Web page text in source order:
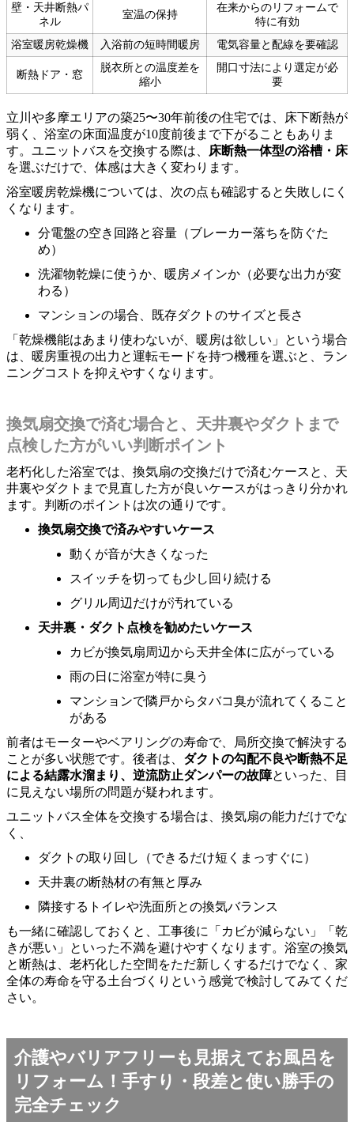
壁・天井断熱パ
ネル
室温の保持
在来からのリフォームで
特に有効
浴室暖房乾燥機
入浴前の短時間暖房 電気容量と配線を要確認
断熱ドア・窓
脱衣所との温度差を
縮小
開口寸法により選定が必
要
立川や多摩エリアの築25〜30年前後の住宅では、床下断熱が
弱く、浴室の床面温度が10度前後まで下がることもありま
す。ユニットバスを交換する際は、
床断熱一体型の浴槽・床
を選ぶだけで、体感は大きく変わります。
浴室暖房乾燥機については、次の点も確認すると失敗しにく
くなります。
分電盤の空き回路と容量（ブレーカー落ちを防ぐた
め）
洗濯物乾燥に使うか、暖房メインか（必要な出力が変
わる）
マンションの場合、既存ダクトのサイズと長さ
「乾燥機能はあまり使わないが、暖房は欲しい」という場合
は、暖房重視の出力と運転モードを持つ機種を選ぶと、ラン
ニングコストを抑えやすくなります。
換気扇交換で済む場合と、天井裏やダクトまで
点検した方がいい判断ポイント
老朽化した浴室では、換気扇の交換だけで済むケースと、天
井裏やダクトまで見直した方が良いケースがはっきり分かれ
ます。判断のポイントは次の通りです。
換気扇交換で済みやすいケース
動くが音が大きくなった
スイッチを切っても少し回り続ける
グリル周辺だけが汚れている
天井裏・ダクト点検を勧めたいケース
カビが換気扇周辺から天井全体に広がっている
雨の日に浴室が特に臭う
マンションで隣戸からタバコ臭が流れてくること
がある
前者はモーターやベアリングの寿命で、局所交換で解決する
ことが多い状態です。後者は、 ダクトの勾配不良や断熱不足
による結露水溜まり、逆流防止ダンパーの故障といった、目
に見えない場所の問題が疑われます。
ユニットバス全体を交換する場合は、換気扇の能力だけでな
く、
ダクトの取り回し（できるだけ短くまっすぐに）
天井裏の断熱材の有無と厚み
隣接するトイレや洗面所との換気バランス
も一緒に確認しておくと、工事後に「カビが減らない」「乾
きが悪い」といった不満を避けやすくなります。浴室の換気
と断熱は、老朽化した空間をただ新しくするだけでなく、家
全体の寿命を守る土台づくりという感覚で検討してみてくだ
さい。
介護やバリアフリーも見据えてお風呂を
リフォーム！手すり・段差と使い勝手の
完全チェック